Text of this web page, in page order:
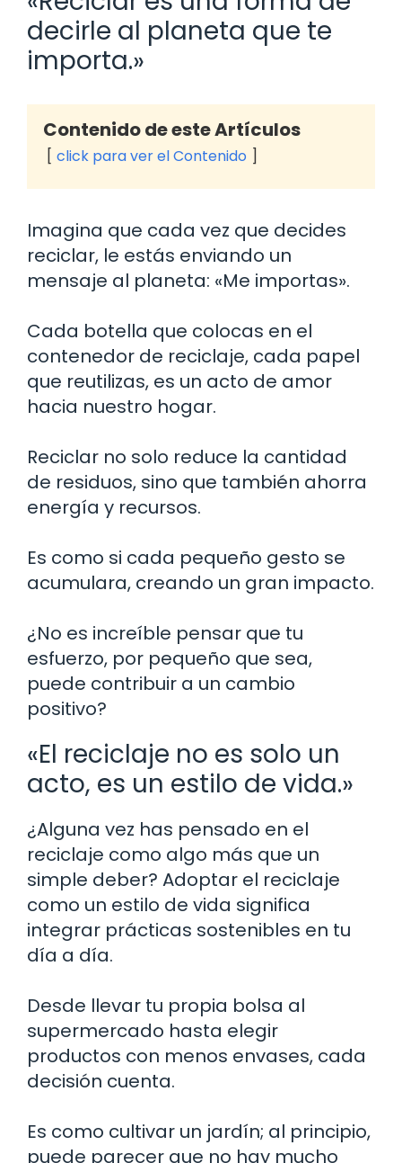
decirle al planeta que te
importa.»
Contenido de este Artículos
click para ver el Contenido
Imagina que cada vez que decides
reciclar, le estás enviando un
mensaje al planeta: «Me importas».
Cada botella que colocas en el
contenedor de reciclaje, cada papel
que reutilizas, es un acto de amor
hacia nuestro hogar.
Reciclar no solo reduce la cantidad
de residuos, sino que también ahorra
energía y recursos.
Es como si cada pequeño gesto se
acumulara, creando un gran impacto.
¿No es increíble pensar que tu
esfuerzo, por pequeño que sea,
puede contribuir a un cambio
positivo?
«El reciclaje no es solo un
acto, es un estilo de vida.»
¿Alguna vez has pensado en el
reciclaje como algo más que un
simple deber? Adoptar el reciclaje
como un estilo de vida significa
integrar prácticas sostenibles en tu
día a día.
Desde llevar tu propia bolsa al
supermercado hasta elegir
productos con menos envases, cada
decisión cuenta.
Es como cultivar un jardín; al principio,
puede parecer que no hay mucho